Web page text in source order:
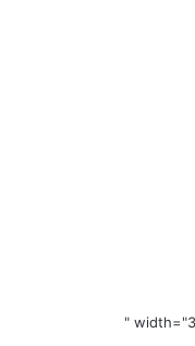
"